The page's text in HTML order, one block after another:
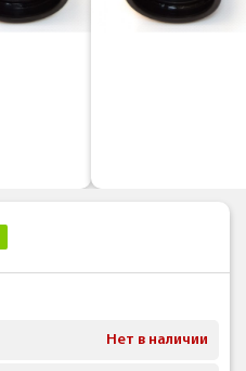
Нет в наличии